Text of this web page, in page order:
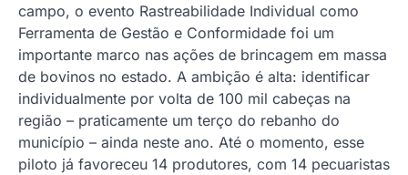
campo, o evento Rastreabilidade Individual como
Ferramenta de Gestão e Conformidade foi um
importante marco nas ações de brincagem em massa
de bovinos no estado. A ambição é alta: identificar
individualmente por volta de 100 mil cabeças na
região – praticamente um terço do rebanho do
município – ainda neste ano. Até o momento, esse
piloto já favoreceu 14 produtores, com 14 pecuaristas